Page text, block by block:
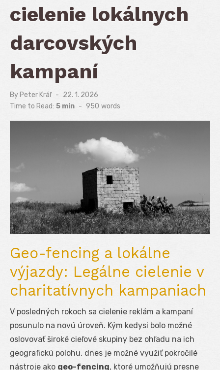
cielenie lokálnych
darcovských
kampaní
By Peter Kráľ
Posted
on
22. 1. 2026
Time to Read: 5 min - 950 words
Geo-fencing a lokálne
výjazdy: Legálne cielenie v
charitatívnych kampaniach
V posledných rokoch sa cielenie reklám a kampaní
posunulo na novú úroveň. Kým kedysi bolo možné
oslovovať široké cieľové skupiny bez ohľadu na ich
geografickú polohu, dnes je možné využiť pokročilé
nástroje ako geo-fencing, ktoré umožňujú presne